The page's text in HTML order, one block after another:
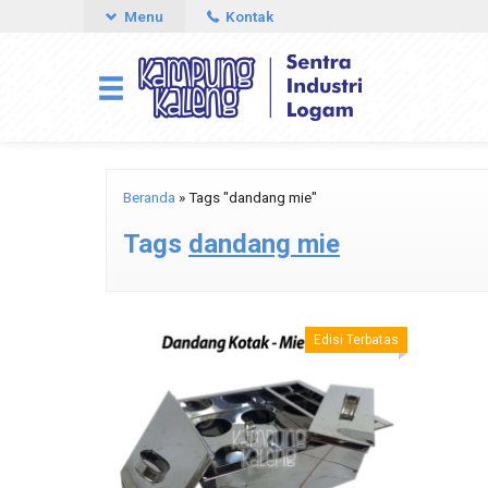
Menu Kontak
Beranda »Tags "dandang mie"
Tags dandang mie
Edisi Terbatas